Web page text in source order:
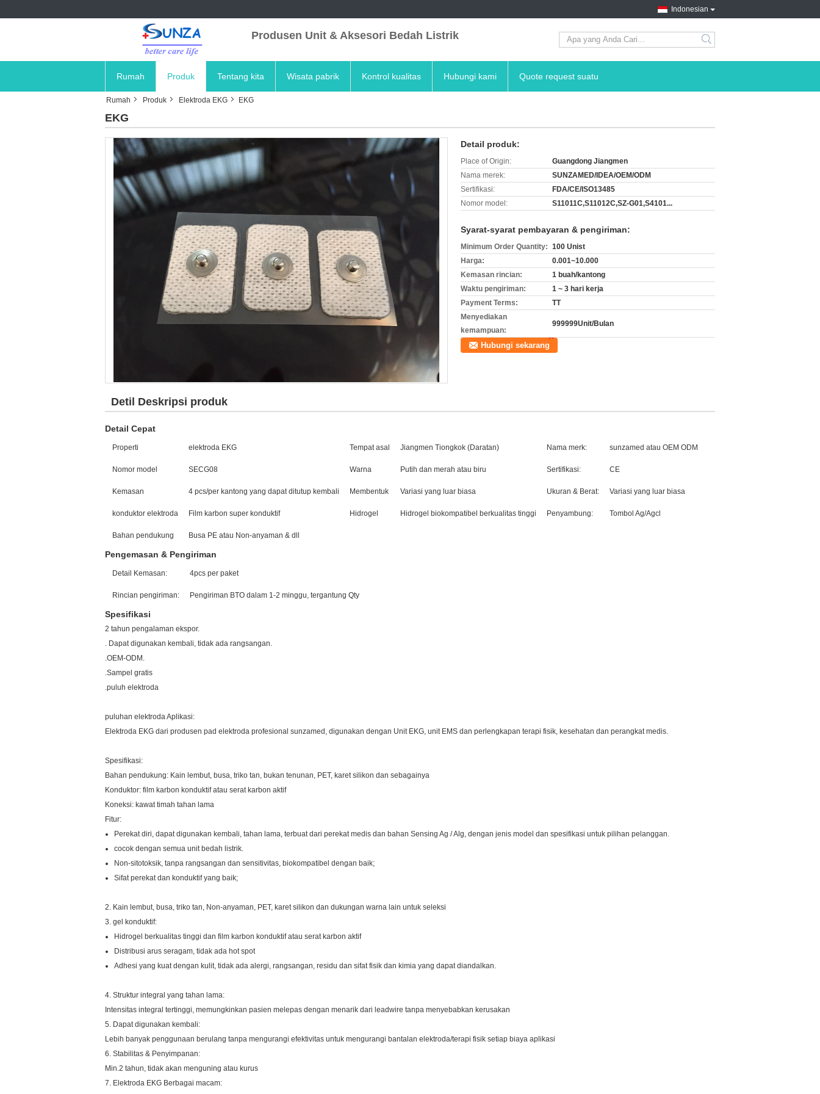
Indonesian
Produsen Unit & Aksesori Bedah Listrik
search
Rumah Produk Tentang kita Wisata pabrik Kontrol kualitas Hubungi kami Quote request suatu
Rumah Produk Elektroda EKG EKG
EKG
Detail produk:
Place of Origin:
Guangdong Jiangmen
Nama merek:
SUNZAMED/IDEA/OEM/ODM
Sertifikasi:
FDA/CE/ISO13485
Nomor model:
S11011C,S11012C,SZ-G01,S4101...
Syarat-syarat pembayaran & pengiriman:
Minimum Order Quantity: 100 Unist
Harga:
0.001~10.000
Kemasan rincian:
1 buah/kantong
Waktu pengiriman:
1 ~ 3 hari kerja
Payment Terms:
TT
Menyediakan
kemampuan:
999999Unit/Bulan
Hubungi sekarang
Detil Deskripsi produk
Detail Cepat
Properti elektroda EKG Tempat asal Jiangmen Tiongkok (Daratan) Nama merk: sunzamed atau OEM ODM
Nomor model SECG08 Warna Putih dan merah atau biru Sertifikasi: CE
Kemasan 4 pcs/per kantong yang dapat ditutup kembali Membentuk Variasi yang luar biasa Ukuran & Berat: Variasi yang luar biasa
konduktor elektroda Film karbon super konduktif Hidrogel Hidrogel biokompatibel berkualitas tinggi Penyambung: Tombol Ag/Agcl
Bahan pendukung Busa PE atau Non-anyaman & dll
Pengemasan & Pengiriman
Detail Kemasan: 4pcs per paket
Rincian pengiriman: Pengiriman BTO dalam 1-2 minggu, tergantung Qty
Spesifikasi
2 tahun pengalaman ekspor.
. Dapat digunakan kembali, tidak ada rangsangan.
.OEM-ODM.
.Sampel gratis
.puluh elektroda
puluhan elektroda Aplikasi:
Elektroda EKG dari produsen pad elektroda profesional sunzamed, digunakan dengan Unit EKG, unit EMS dan perlengkapan terapi fisik, kesehatan dan perangkat medis.
Spesifikasi:
Bahan pendukung: Kain lembut, busa, triko tan, bukan tenunan, PET, karet silikon dan sebagainya
Konduktor: film karbon konduktif atau serat karbon aktif
Koneksi: kawat timah tahan lama
Fitur:
Perekat diri, dapat digunakan kembali, tahan lama, terbuat dari perekat medis dan bahan Sensing Ag / Alg, dengan jenis model dan spesifikasi untuk pilihan pelanggan.
cocok dengan semua unit bedah listrik.
Non-sitotoksik, tanpa rangsangan dan sensitivitas, biokompatibel dengan baik;
Sifat perekat dan konduktif yang baik;
2. Kain lembut, busa, triko tan, Non-anyaman, PET, karet silikon dan dukungan warna lain untuk seleksi
3. gel konduktif:
Hidrogel berkualitas tinggi dan film karbon konduktif atau serat karbon aktif
Distribusi arus seragam, tidak ada hot spot
Adhesi yang kuat dengan kulit, tidak ada alergi, rangsangan, residu dan sifat fisik dan kimia yang dapat diandalkan.
4. Struktur integral yang tahan lama:
Intensitas integral tertinggi, memungkinkan pasien melepas dengan menarik dari leadwire tanpa menyebabkan kerusakan
5. Dapat digunakan kembali:
Lebih banyak penggunaan berulang tanpa mengurangi efektivitas untuk mengurangi bantalan elektroda/terapi fisik setiap biaya aplikasi
6. Stabilitas & Penyimpanan:
Min.2 tahun, tidak akan menguning atau kurus
7. Elektroda EKG Berbagai macam: